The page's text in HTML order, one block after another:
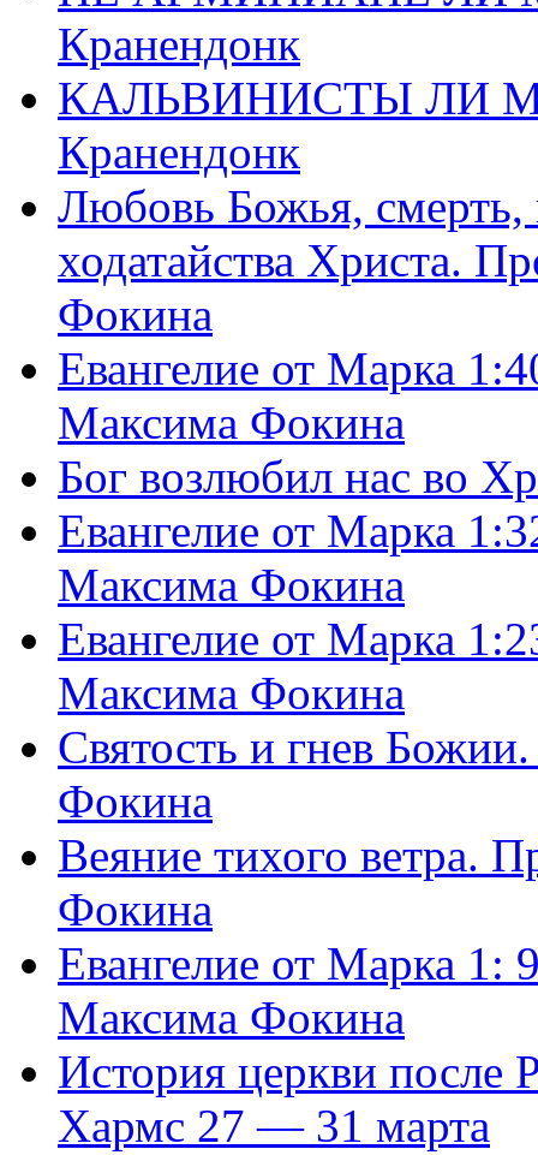
Кранендонк
КАЛЬВИНИСТЫ ЛИ
Кранендонк
Любовь Божья, смерть,
ходатайства Христа.
Фокина
Евангелие от Марка
Максима Фокина
Бог возлюбил нас во
Евангелие от Марка
Максима Фокина
Евангелие от Марка
Максима Фокина
Святость и гнев
Фокина
Веяние тихого ветра.
Фокина
Евангелие от Марка 1:
Максима Фокина
История церкви
Хармс 27 — 31 марта